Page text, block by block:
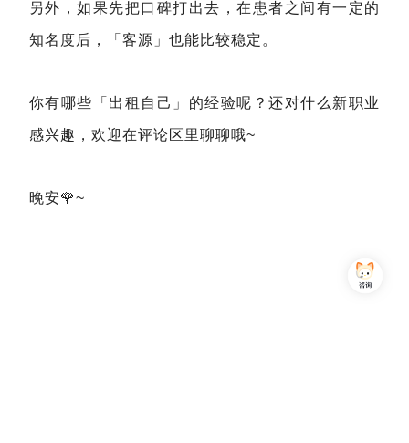
另外，如果先把口碑打出去，在患者之间有一定的
知名度后，「客源」也能比较稳定。
你有哪些「出租自己」的经验呢？还对什么新职业
感兴趣，欢迎在评论区里聊聊哦~
晚安🌹~